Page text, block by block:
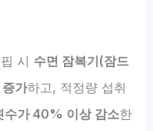
시 수면 잠복기(잠드
가하고, 적정량 섭취
수가 40% 이상 감소한